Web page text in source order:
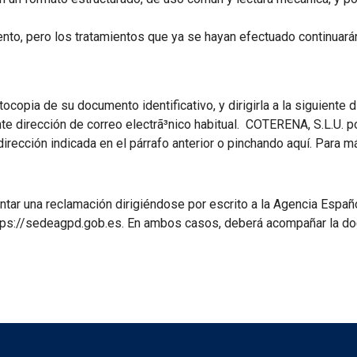
pero los tratamientos que ya se hayan efectuado
de su documento identificativo, y dirigirla a la siguiente
de correo electrã³nico habitual. COTERENA, S.L.U.
indicada en el párrafo anterior o pinchando aquí. Para
una reclamación dirigiéndose por escrito a la Agencia
sedeagpd.gob.es. En ambos casos, deberá acompañar la